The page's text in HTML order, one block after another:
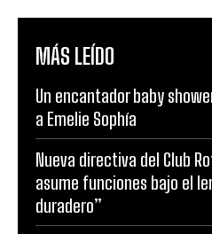
MÁS LEÍDO
Un encantador baby
a Emelie Sophía
Nueva directiva del Club
asume funciones bajo el
duradero”